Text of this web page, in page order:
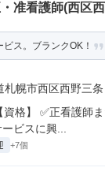
准看護師(西区
ス。ブランクOK！
札幌市西区西野三条
格】 ✅正看護師
ビスに興...
+7個